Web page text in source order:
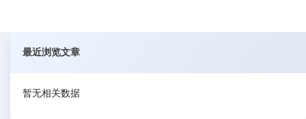
最近浏览文章
暂无相关数据